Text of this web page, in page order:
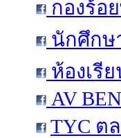
กองร้อ
นักศึกษ
ห้องเรี
AV
TYC ต